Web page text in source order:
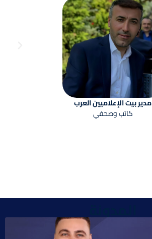
مدير بيت الإعلاميين العرب
كاتب وصحفي
المدونة